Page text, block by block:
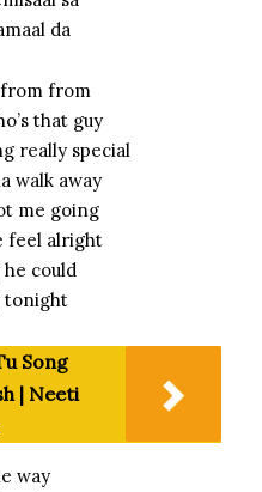
da
from from
that guy
really special
walk away
me going
feel alright
he could
tonight
Song
| Neeti
way